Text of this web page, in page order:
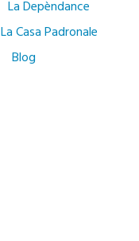
La Depèndance
La Casa Padronale
Blog